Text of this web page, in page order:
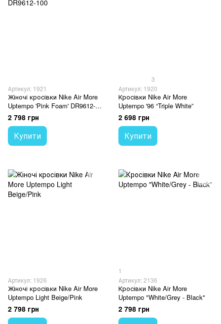
Артикул: 1921
Жіночі кросівки Nike Air More
Uptempo 'Pink Foam' DR9612-
100
2 798 грн
Купити
3
Артикул: 1920
Кросівки Nike Air More
Uptempo '96 “Triple White”
2 698 грн
Купити
Артикул: 1926
Жіночі кросівки Nike Air More
Uptempo Light Beige/Pink
2 798 грн
1
Артикул: 2136
Кросівки Nike Air More
Uptempo "White/Grey - Black"
2 798 грн